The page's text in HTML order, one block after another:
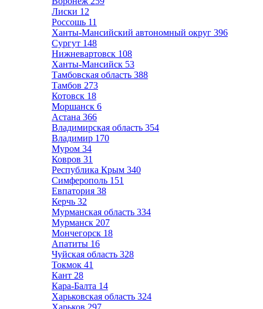
Лиски 12
Россошь 11
Ханты-Мансийский автономный округ 396
Сургут 148
Нижневартовск 108
Ханты-Мансийск 53
Тамбовская область 388
Тамбов 273
Котовск 18
Моршанск 6
Астана 366
Владимирская область 354
Владимир 170
Муром 34
Ковров 31
Республика Крым 340
Симферополь 151
Евпатория 38
Керчь 32
Мурманская область 334
Мурманск 207
Мончегорск 18
Апатиты 16
Чуйская область 328
Токмок 41
Кант 28
Кара-Балта 14
Харьковская область 324
Харьков 297